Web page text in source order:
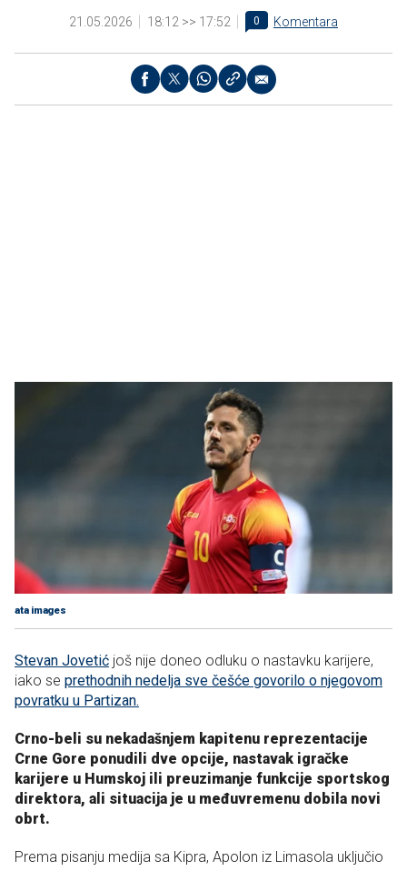
21.05.2026 18:12 >> 17:52 0 Komentara
ata images
Stevan Jovetić još nije doneo odluku o nastavku karijere,
iako se prethodnih nedelja sve češće govorilo o njegovom
povratku u Partizan.
Crno-beli su nekadašnjem kapitenu reprezentacije
Crne Gore ponudili dve opcije, nastavak igračke
karijere u Humskoj ili preuzimanje funkcije sportskog
direktora, ali situacija je u međuvremenu dobila novi
obrt.
Prema pisanju medija sa Kipra, Apolon iz Limasola uključio